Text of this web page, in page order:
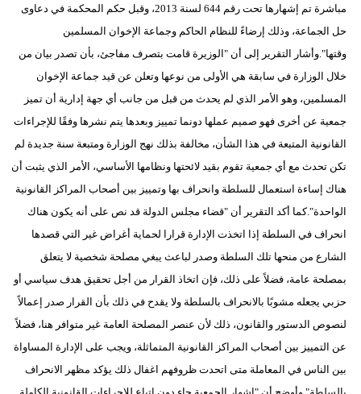
مباشرة تم إشهارها تحت رقم 644 لسنة 2013، وقبل حكم المحكمة في دعاوى
حل الجماعة، وذلك إرضاءً للنظام الحاكم وجماعة الإخوان المسلمين
وقتها".وأشار التقرير إلى أن "الوزيرة قامت بتصرف مفاجئ، بأن تصدر بيان من
خلال الوزارة في سابقة هي الأولى من نوعها وتعلن عن قيد جماعة الإخوان
المسلمين، وهو الأمر الذي لم يحدث من قبل من جانب أي جهة إدارية أن تميز
جمعية عن أخرى فهو صميم عملها دونما تمييز وبعدها يتم نشرها وفقًا للإجراءات
القانونية المتبعة في هذا الشأن، مخالفة بذلك نهج الوزارة ومتبعة سنة جديدة لم
تكن تحدث مع أي جمعية تقوم بقيد لائحتها ونظامها الأساسي، الأمر الذي يثبت أن
هناك إساءة استعمال للسلطة وانحراف بها وتمييز بين أصحاب المراكز القانونية
الواحدة".كما أكد التقرير أن "قضاء مجلس الدولة قد نص على أنه يكون هناك
انحراف في السلطة إذا اتخذت الإدارة قرارا لحماية أغراض غير التي قصدها
الشارع من منحها تلك السلطة وصدر لباعث يبغي مصلحة شخصية لا يتعلق
بمصلحة عامة، فضلاً على ذلك، فإن اتخاذ القرار من أجل تحقيق هدف سياسي أو
حزبي يجعله مشوبًا بالانحراف بالسلطة ولا يقدح في ذلك بأن القرار صدر إعمالاً
لنصوص الدستور والقانون، ذلك لأن عنصر المصلحة العامة غير متوافر هنا، فضلاً
عن التمييز بين أصحاب المراكز القانونية المتماثلة، ويجب على الإدارة المساواة
بين الناس في المعاملة متى اتحدت ظروفهم اغفال ذلك يؤكد مظهر الانحراف